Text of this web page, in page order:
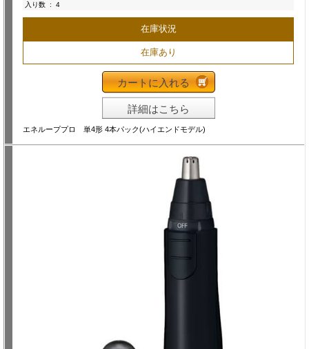
入り数 : 4
在庫状況
在庫あり
カートに入れる
詳細はこちら
エネループプロ 単4形 4本パック(ハイエンドモデル)